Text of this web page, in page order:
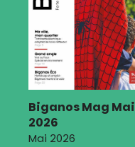
Biganos Mag Mai
2026
Mai 2026